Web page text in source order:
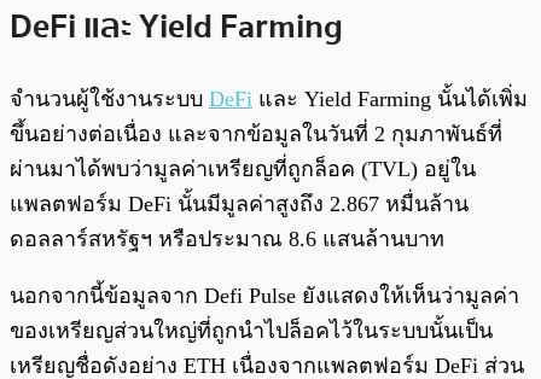
DeFi และ Yield Farming
จำนวนผู้ใช้งานระบบ DeFi และ Yield Farming นั้นได้เพิ่ม
ขึ้นอย่างต่อเนื่อง และจากข้อมูลในวันที่ 2 กุมภาพันธ์ที่
ผ่านมาได้พบว่ามูลค่าเหรียญที่ถูกล็อค (TVL) อยู่ใน
แพลตฟอร์ม DeFi นั้นมีมูลค่าสูงถึง 2.867 หมื่นล้าน
ดอลลาร์สหรัฐฯ หรือประมาณ 8.6 แสนล้านบาท
นอกจากนี้ข้อมูลจาก Defi Pulse ยังแสดงให้เห็นว่ามูลค่า
ของเหรียญส่วนใหญ่ที่ถูกนำไปล็อคไว้ในระบบนั้นเป็น
เหรียญชื่อดังอย่าง ETH เนื่องจากแพลตฟอร์ม DeFi ส่วน